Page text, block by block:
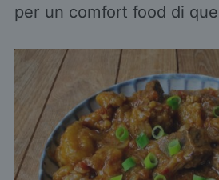
per un comfort food di